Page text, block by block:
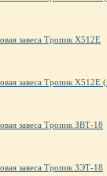
завеса Тропик X512E
завеса Тропик X512E
завеса Тропик ЗВТ-18
завеса Тропик ЗЭТ-18